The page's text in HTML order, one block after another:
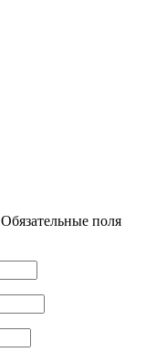
Обязательные поля